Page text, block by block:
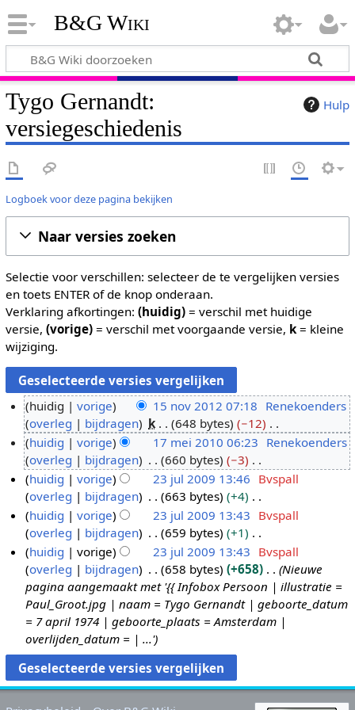
B&G Wiki
Hulp
Tygo Gernandt:
versiegeschiedenis
Logboek voor deze pagina bekijken
Naar versies zoeken
Selectie voor verschillen: selecteer de te vergelijken versies
en toets ENTER of de knop onderaan.
Verklaring afkortingen: (huidig)= verschil met huidige
versie, (vorige)= verschil met voorgaande versie, k= kleine
wijziging.
5
o
2
1
huidig vorige 15 nov 2012 07:18 Renekoenders
overleg
bijdragen k 648 bytes
−12
G
e
e
n
b
e
w
e
r
k
s
s
7
e
2
huidig vorige 17 mei 2010 06:23 Renekoenders
overleg
bijdragen 660 bytes
−3
G
e
e
n
b
e
w
e
k
i
n
g
3
u
huidig vorige 23 jul 2009 13:46 Bvspall
overleg
bijdragen 663 bytes
+4
G
e
e
n
b
e
w
e
r
k
i
huidig vorige 23 jul 2009 13:43 Bvspall
overleg
bijdragen 659 bytes
+1
G
e
e
n
b
e
w
e
r
k
huidig vorige 23 jul 2009 13:43 Bvspall
overleg
bijdragen 658 bytes +658
Nieuwe
pagina aangemaakt met '{{ Infobox Persoon | illustratie =
Paul_Groot.jpg | naam = Tygo Gernandt | geboorte_datum
= 7 april 1974 | geboorte_plaats = Amsterdam |
overlijden_datum = | ...'